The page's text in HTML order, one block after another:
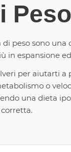
Peso
peso sono
in espansione
per aiutarti
o
una dieta